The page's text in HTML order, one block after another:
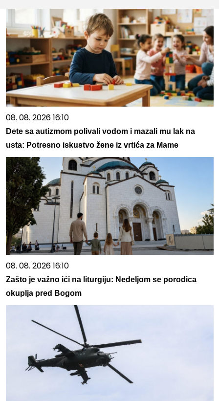
08. 08. 2026 16:10
Dete sa autizmom polivali vodom i mazali mu lak na
usta: Potresno iskustvo žene iz vrtića za Mame
08. 08. 2026 16:10
Zašto je važno ići na liturgiju: Nedeljom se porodica
okuplja pred Bogom